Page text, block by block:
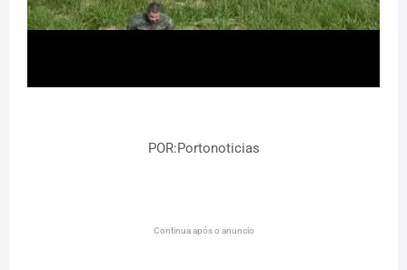
POR:Portonoticias
Continua após o anuncio